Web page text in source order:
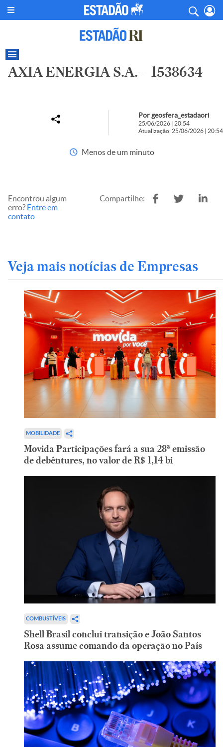
AXIA ENERGIA S.A. – 1538634
Por geosfera_estadaori
25/06/2026 | 20:54
Atualização: 25/06/2026 | 20:54
Menos de um minuto
Encontrou algum
erro? Entre em
contato
Compartilhe:
Veja mais notícias de Empresas
MOBILIDADE
Movida Participações fará a sua 28ª emissão
de debêntures, no valor de R$ 1,14 bi
COMBUSTÍVEIS
Shell Brasil conclui transição e João Santos
Rosa assume comando da operação no País